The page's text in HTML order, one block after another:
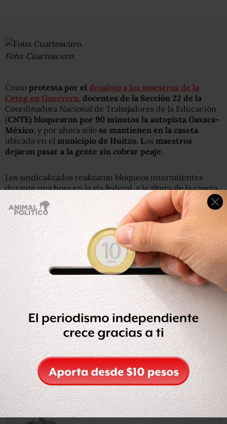
Foto: Cuartoscuro.
Como protesta por el desalojo a los maestros de la
Ceteg en Guerrero, docentes de la Sección 22 de la
Coordinadora Nacional de Trabajadores de la Educación
(CNTE) bloquearon por 90 minutos la autopista Oaxaca-
México, y por ahora sólo se mantienen en la caseta
ubicada en el municipio de Huitzo. Los maestros
dejaron pasar a la gente sin cobrar peaje.
Los sindicalizados realizaron bloqueos intermitentes
durante una hora en la vía federal, a la altura de la caseta
de peaje ubicada en el Municipio de Huitzo, y en la
segunda hora permitieron el libre tránsito de
automovilistas sin pago. La dirigencia de la Sección 22
regresó a la reunión plenaria que suspendió para realizar
este bloqueo, previo a la asamblea estatal del magisterio
convocada para mañana. Los manifestantes abandonaron
el lugar a bordo de varios vehículos particulares.
El dirigente del gremio, Rubén Núñez Ginez, precisó que
los profesores realizaron el bloqueo en espera del
desarrollo de la asamblea estatal, en la que se habrá de
determinar las acciones a seguir en los próximos días.